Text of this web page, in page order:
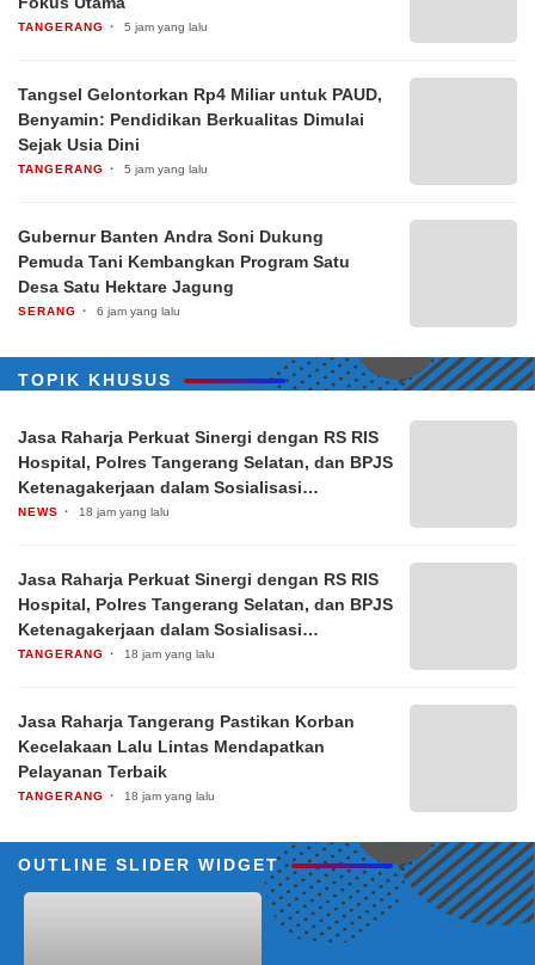
TANGERANG 5 jam yang lalu
Tangsel Gelontorkan Rp4 Miliar untuk PAUD,
Benyamin: Pendidikan Berkualitas Dimulai
Sejak Usia Dini
TANGERANG 5 jam yang lalu
Gubernur Banten Andra Soni Dukung
Pemuda Tani Kembangkan Program Satu
Desa Satu Hektare Jagung
SERANG 6 jam yang lalu
TOPIK KHUSUS
Jasa Raharja Perkuat Sinergi dengan RS RIS
Hospital, Polres Tangerang Selatan, dan BPJS
Ketenagakerjaan dalam Sosialisasi
Keterjaminan Korban Kecelakaan Lalu Lintas
NEWS 18 jam yang lalu
Jasa Raharja Perkuat Sinergi dengan RS RIS
Hospital, Polres Tangerang Selatan, dan BPJS
Ketenagakerjaan dalam Sosialisasi
Keterjaminan Korban Kecelakaan Lalu Lintas
TANGERANG 18 jam yang lalu
Jasa Raharja Tangerang Pastikan Korban
Kecelakaan Lalu Lintas Mendapatkan
Pelayanan Terbaik
TANGERANG 18 jam yang lalu
OUTLINE SLIDER WIDGET